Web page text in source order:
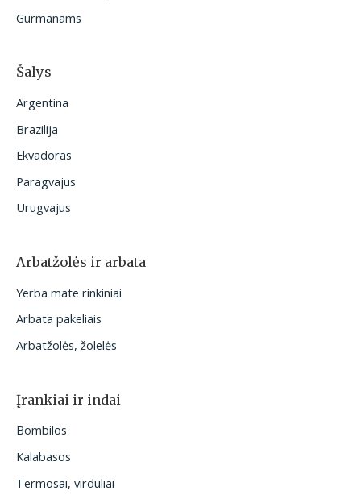
Gurmanams
Šalys
Argentina
Brazilija
Ekvadoras
Paragvajus
Urugvajus
Arbatžolės ir arbata
Yerba mate rinkiniai
Arbata pakeliais
Arbatžolės, žolelės
Įrankiai ir indai
Bombilos
Kalabasos
Termosai, virduliai